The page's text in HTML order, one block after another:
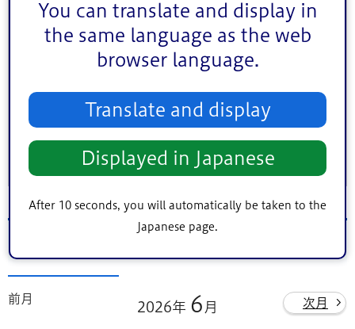
You can translate and display in
the same language as the web
browser language.
Translate and display
Displayed in Japanese
After 10 seconds, you will automatically be taken to the
Japanese page.
地区（エリア）
中央地区 小松川・平井地区 葛西地区
東部地区 鹿骨地区
キーワード検索
条件をクリア
前月
2026年 6 月 次月